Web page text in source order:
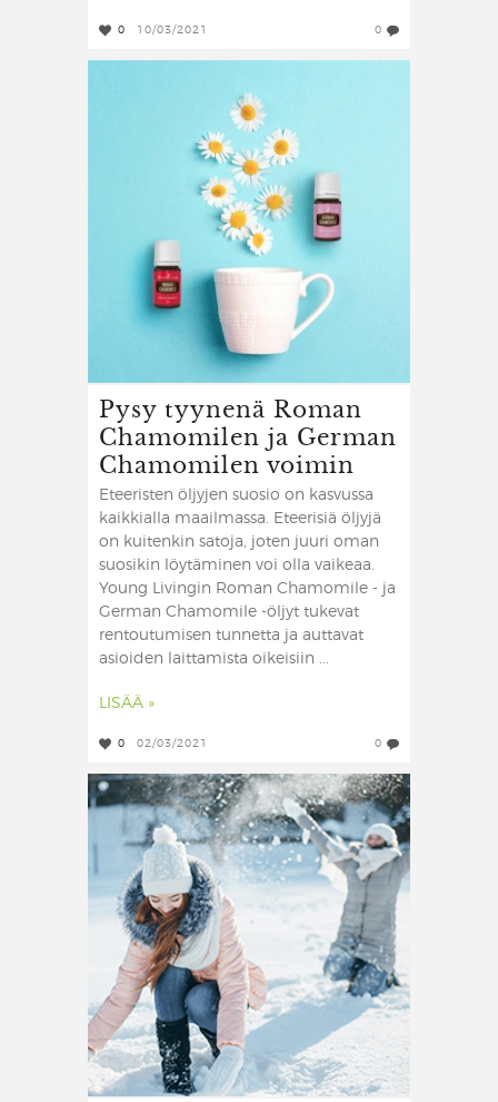
0 10/03/2021 0
Pysy tyynenä Roman
Chamomilen ja German
Chamomilen voimin
Eteeristen öljyjen suosio on kasvussa
kaikkialla maailmassa. Eteerisiä öljyjä
on kuitenkin satoja, joten juuri oman
suosikin löytäminen voi olla vaikeaa.
Young Livingin Roman Chamomile - ja
German Chamomile -öljyt tukevat
rentoutumisen tunnetta ja auttavat
asioiden laittamista oikeisiin ...
LISÄÄ »
0 02/03/2021 0